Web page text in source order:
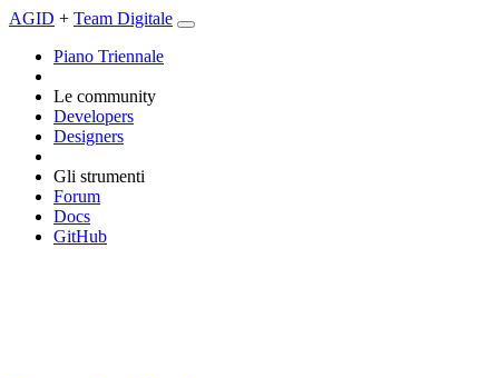
AGID + Team Digitale
Piano Triennale
Le community
Developers
Designers
Gli strumenti
Forum
Docs
GitHub